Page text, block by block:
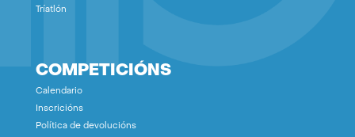
Tríatlón
COMPETICIÓNS
Calendario
Inscricións
Política de devolucións